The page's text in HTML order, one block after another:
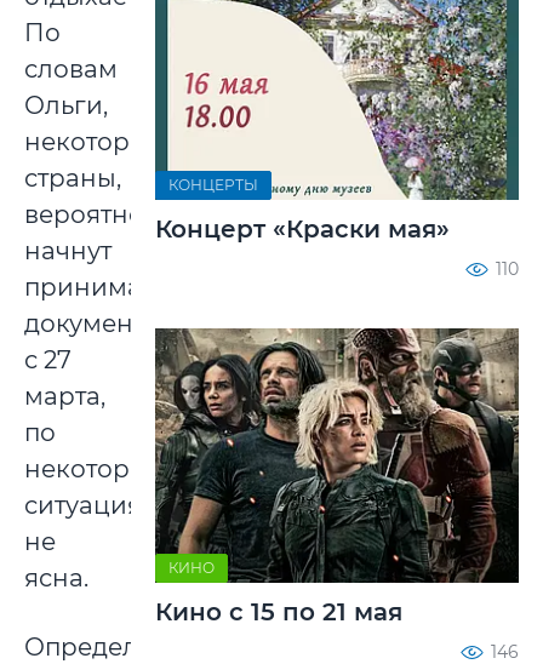
По
словам
Ольги,
некоторые
страны,
вероятно,
начнут
принимать
документы
с 27
марта,
по
некоторым
ситуация
не
ясна.
Определенные
КОНЦЕРТЫ
Концерт «Краски мая»
110
КИНО
Кино с 15 по 21 мая
146